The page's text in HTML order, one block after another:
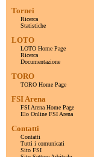
Tornei
Ricerca
Statistiche
LOTO
LOTO Home Page
Ricerca
Documentazione
TORO
TORO Home Page
FSI Arena
FSI Arena Home Page
Elo Online FSI Arena
Contatti
Contatti
Tutti i comunicati
Sito FSI